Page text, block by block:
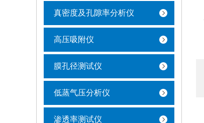
真密度及孔隙率分析仪
高压吸附仪
膜孔径测试仪
低蒸气压分析仪
渗透率测试仪